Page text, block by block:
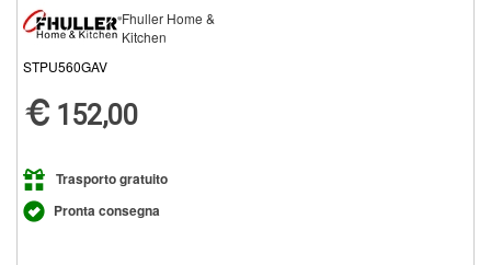
Fhuller Home &
Kitchen
STPU560GAV
152,00
Trasporto gratuito
Pronta consegna